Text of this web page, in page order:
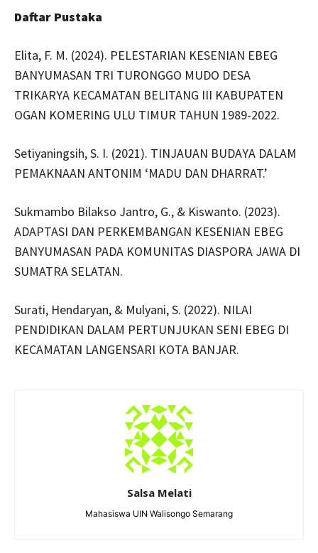
Daftar Pustaka
Elita, F. M. (2024). PELESTARIAN KESENIAN EBEG
BANYUMASAN TRI TURONGGO MUDO DESA
TRIKARYA KECAMATAN BELITANG III KABUPATEN
OGAN KOMERING ULU TIMUR TAHUN 1989-2022.
Setiyaningsih, S. I. (2021). TINJAUAN BUDAYA DALAM
PEMAKNAAN ANTONIM ‘MADU DAN DHARRAT.’
Sukmambo Bilakso Jantro, G., & Kiswanto. (2023).
ADAPTASI DAN PERKEMBANGAN KESENIAN EBEG
BANYUMASAN PADA KOMUNITAS DIASPORA JAWA DI
SUMATRA SELATAN.
Surati, Hendaryan, & Mulyani, S. (2022). NILAI
PENDIDIKAN DALAM PERTUNJUKAN SENI EBEG DI
KECAMATAN LANGENSARI KOTA BANJAR.
Salsa Melati
Mahasiswa UIN Walisongo Semarang